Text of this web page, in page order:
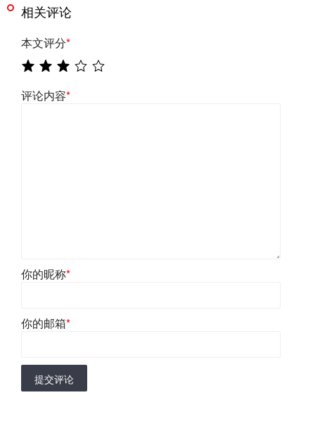
相关评论
本文评分*
评论内容*
你的昵称*
你的邮箱*
提交评论